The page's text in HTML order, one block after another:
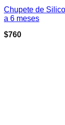
Chupete de
a 6 meses
$760